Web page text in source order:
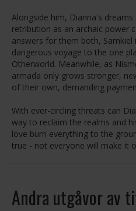
Alongside him, Dianna's
retribution as an archaic power
answers for them both,
dangerous voyage to the one
Otherworld. Meanwhile, as
armada only grows stronger,
of their own, demanding
With ever-circling threats can
way to reclaim the realms and
love burn everything to the
true - not everyone will make it
Andra utgåvor av